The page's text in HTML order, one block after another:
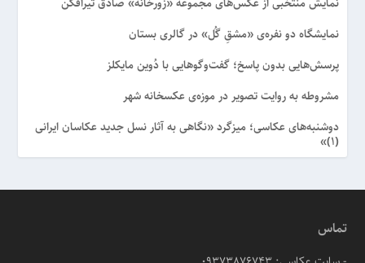
نمایشگاه دو نفره‌ی «مشقِ گُل» در گالری بستان
پرسش‌هایی بدون پاسخ؛ گفت‌وگوهایی با دُوین مایکلز
مشروطه به روایت تصویر در موزه‌ی عکسخانه شهر
دوشنبه‌های عکاسی؛ میزگرد «نگاهی به آثار نسل جدید عکاسان ایرانی
(۱)»
تماس